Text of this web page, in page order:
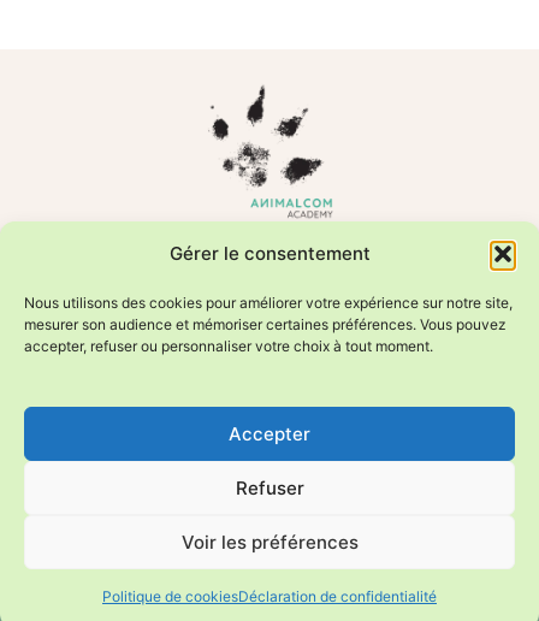
Gérer le consentement
Nous utilisons des cookies pour améliorer votre expérience sur notre site,
mesurer son audience et mémoriser certaines préférences. Vous pouvez
accepter, refuser ou personnaliser votre choix à tout moment.
Accepter
Refuser
Voir les préférences
Politique de cookiesDéclaration de confidentialité
Formations en comportement animal et relation humain–animal
Valérie
info@animalcom.academy
Rue des Flaches 9
© 2026 Animalcom Academy | Tous droits réservés
Développé par Arobaz
Conditions générales de vente
Politique de confidencialité